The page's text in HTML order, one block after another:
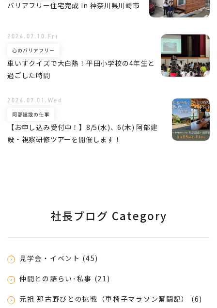
バリアフリー住宅完成 in 神奈川県川崎市
車いすクイズで大白熱！平田小学校の4年生と
過ごした時間
心のバリアフリー
2026.07.10.Fri
【お申し込み受付中！】8/5(水)、6(木) 阿部建
設・視察研修ツアーを開催します！
阿部建設の仕事
2026.07.01.Wed
社長ブログ Category
見学会・イベント (45)
仲間との語らい･私事 (21)
元祖 那古野びとの挑戦（車椅子マラソン奮闘記） (6)